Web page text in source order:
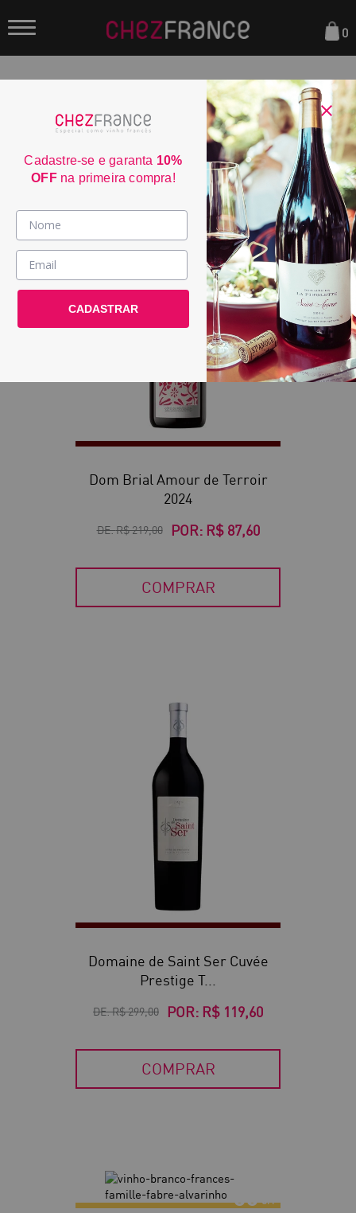
Vinhos >
País / Região >
Le Club >
0
ORDENAR POR:
60
Dom Brial Amour de Terroir
2024
DE:R$ 219,00 POR: R$ 87,60
COMPRAR
Domaine de Saint Ser Cuvée
Prestige T...
DE:R$ 299,00 POR: R$ 119,60
COMPRAR
50
Cadastre-se e garanta 10%
OFFna primeira compra!
CADASTRAR